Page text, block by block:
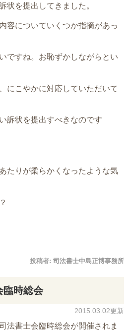
状を提出してきました。
容についていくつか指摘があっ
ですね。お恥ずかしながらとい
にこやかに対応していただいて
訴状を提出すべきなのです
たりが柔らかくなったような気
投稿者: 司法書士中島正博事務所
臨時総会
2015.03.02更新
法書士会臨時総会が開催されま